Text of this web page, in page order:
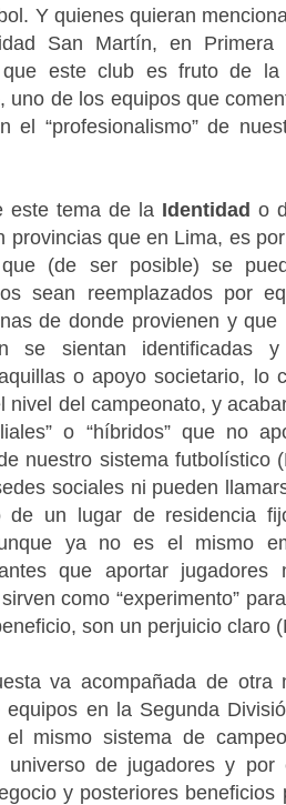
Y quienes quieran
San Martín, en
que este club es fruto de
uno de los equipos que
el “profesionalismo” de
este tema de la Identidad o
provincias que en Lima, es
(de ser posible) se
sean reemplazados por
de donde provienen y
se sientan identificadas
o apoyo societario, lo
nivel del campeonato, y
o “híbridos” que no
nuestro sistema futbolístico
sociales ni pueden
de un lugar de residencia
ya no es el mismo
que aportar jugadores
como “experimento”
son un perjuicio claro
va acompañada de
equipos en la Segunda
mismo sistema de
universo de jugadores y por
y posteriores